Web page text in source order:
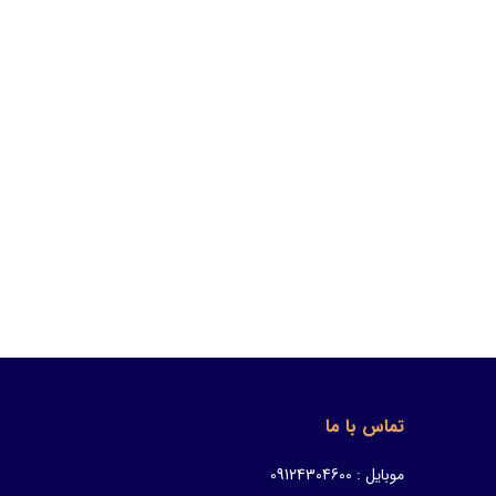
تماس با ما
موبایل : 09124304600